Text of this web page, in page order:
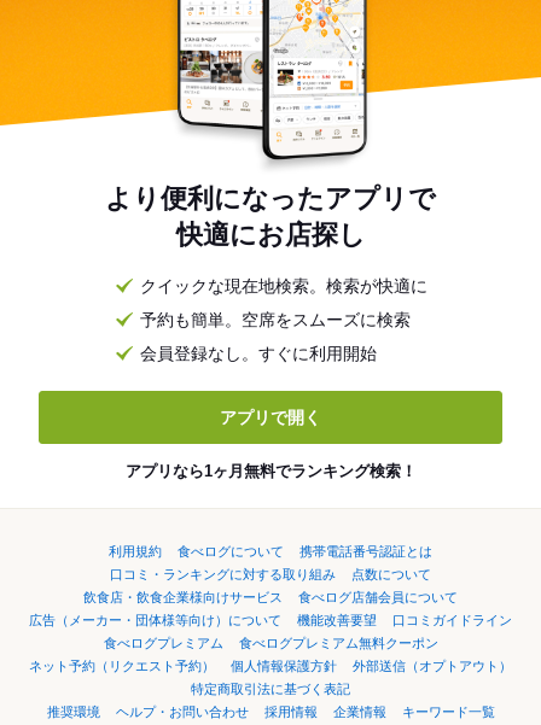
より便利になったアプリで
快適にお店探し
クイックな現在地検索。検索が快適に
予約も簡単。空席をスムーズに検索
会員登録なし。すぐに利用開始
アプリで開く
アプリなら1ヶ月無料でランキング検索！
利用規約 食べログについて
携帯電話番号認証とは
口コミ・ランキングに対する取り組み
点数について
飲食店・飲食企業様向けサービス
食べログ店舗会員について
広告（メーカー・団体様等向け）について
機能改善要望
口コミガイドライン
食べログプレミアム
食べログプレミアム無料クーポン
ネット予約（リクエスト予約）
個人情報保護方針
外部送信（オプトアウト）
特定商取引法に基づく表記
推奨環境
ヘルプ・お問い合わせ 採用情報 企業情報 キーワード一覧